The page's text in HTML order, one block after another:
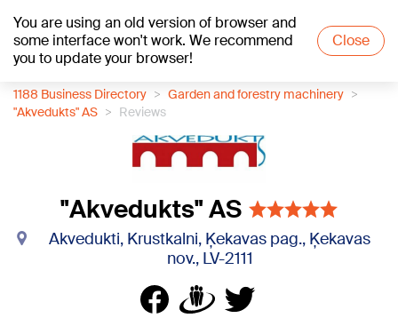
You are using an old version of browser and
some interface won't work. We recommend
you to update your browser!
Close
+18°C
1188 Business Directory
Garden and forestry machinery
"Akvedukts" AS
Reviews
"Akvedukts" AS
Akvedukti, Krustkalni, Ķekavas pag., Ķekavas
nov., LV-2111